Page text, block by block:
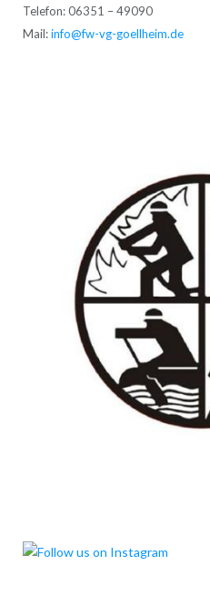
Telefon: 06351 – 49090
Mail:info@fw-vg-goellheim.de